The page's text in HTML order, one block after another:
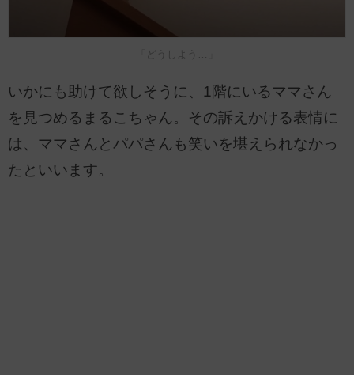
いかにも助けて欲しそうに、1階にいるママさん
を見つめるまるこちゃん。その訴えかける表情に
は、ママさんとパパさんも笑いを堪えられなかっ
たといいます。